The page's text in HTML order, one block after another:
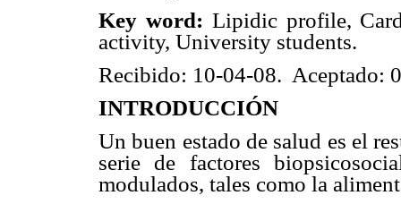
Key word: Lipidic profile,
activity, University students.
Recibido: 10-04-08. Aceptado:
INTRODUCCIÓN
Un buen estado de salud es el
serie de factores
modulados, tales como la